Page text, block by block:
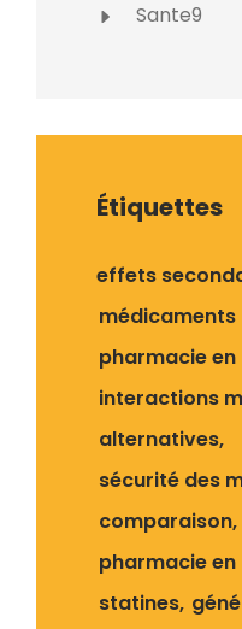
Sante9
Étiquettes
effets
médicaments
pharmacie en
interactions
alternatives
sécurité des
comparaison
pharmacie
statines